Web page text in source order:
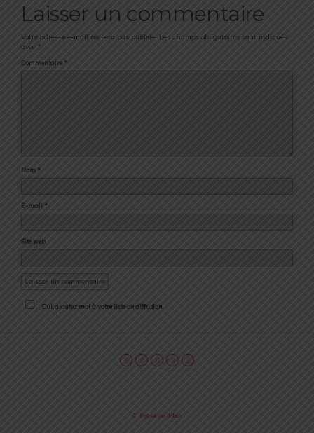
Laisser un commentaire
Votre adresse e-mail ne sera pas publiée. Les champs obligatoires sont indiqués
avec *
Commentaire *
Nom *
E-mail *
Site web
Oui, ajoutez moi à votre liste de diffusion.
Retour au début